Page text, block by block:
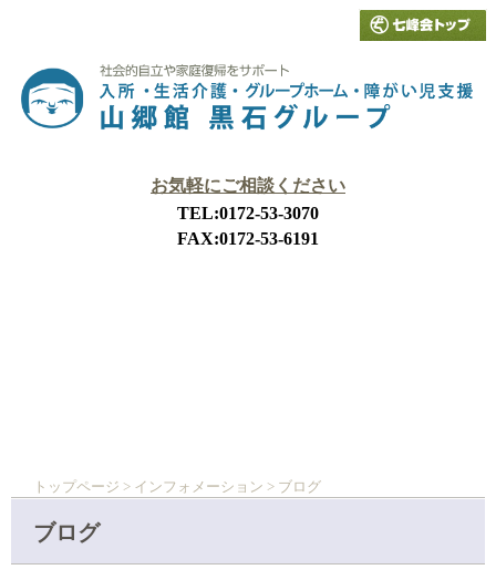
お気軽にご相談ください
TEL:0172-53-3070
FAX:0172-53-6191
トップページ > インフォメーション > ブログ
ブログ